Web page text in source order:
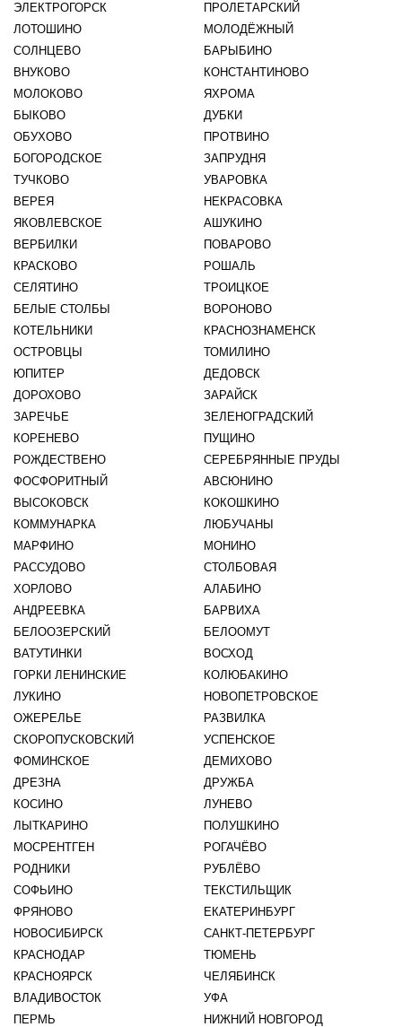
ЭЛЕКТРОГОРСК
ПРОЛЕТАРСКИЙ
ЛОТОШИНО
МОЛОДЁЖНЫЙ
СОЛНЦЕВО
БАРЫБИНО
ВНУКОВО
КОНСТАНТИНОВО
МОЛОКОВО
ЯХРОМА
БЫКОВО
ДУБКИ
ОБУХОВО
ПРОТВИНО
БОГОРОДСКОЕ
ЗАПРУДНЯ
ТУЧКОВО
УВАРОВКА
ВЕРЕЯ
НЕКРАСОВКА
ЯКОВЛЕВСКОЕ
АШУКИНО
ВЕРБИЛКИ
ПОВАРОВО
КРАСКОВО
РОШАЛЬ
СЕЛЯТИНО
ТРОИЦКОЕ
БЕЛЫЕ СТОЛБЫ
ВОРОНОВО
КОТЕЛЬНИКИ
КРАСНОЗНАМЕНСК
ОСТРОВЦЫ
ТОМИЛИНО
ЮПИТЕР
ДЕДОВСК
ДОРОХОВО
ЗАРАЙСК
ЗАРЕЧЬЕ
ЗЕЛЕНОГРАДСКИЙ
КОРЕНЕВО
ПУЩИНО
РОЖДЕСТВЕНО
СЕРЕБРЯННЫЕ ПРУДЫ
ФОСФОРИТНЫЙ
АВСЮНИНО
ВЫСОКОВСК
КОКОШКИНО
КОММУНАРКА
ЛЮБУЧАНЫ
МАРФИНО
МОНИНО
РАССУДОВО
СТОЛБОВАЯ
ХОРЛОВО
АЛАБИНО
АНДРЕЕВКА
БАРВИХА
БЕЛООЗЕРСКИЙ
БЕЛООМУТ
ВАТУТИНКИ
ВОСХОД
ГОРКИ ЛЕНИНСКИЕ
КОЛЮБАКИНО
ЛУКИНО
НОВОПЕТРОВСКОЕ
ОЖЕРЕЛЬЕ
РАЗВИЛКА
СКОРОПУСКОВСКИЙ
УСПЕНСКОЕ
ФОМИНСКОЕ
ДЕМИХОВО
ДРЕЗНА
ДРУЖБА
КОСИНО
ЛУНЕВО
ЛЫТКАРИНО
ПОЛУШКИНО
МОСРЕНТГЕН
РОГАЧЁВО
РОДНИКИ
РУБЛЁВО
СОФЬИНО
ТЕКСТИЛЬЩИК
ФРЯНОВО
ЕКАТЕРИНБУРГ
НОВОСИБИРСК
САНКТ-ПЕТЕРБУРГ
КРАСНОДАР
ТЮМЕНЬ
КРАСНОЯРСК
ЧЕЛЯБИНСК
ВЛАДИВОСТОК
УФА
ПЕРМЬ
НИЖНИЙ НОВГОРОД